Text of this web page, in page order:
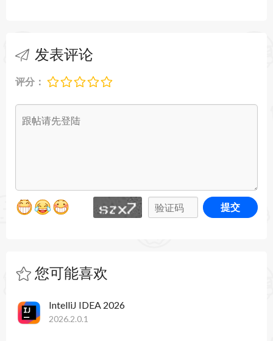
括：
泛型类型别名：支持带类型参数的类型别名，提供
语法高亮、导航和代码补全功能。
Delve 调试器更新：集成了 Delve 1.24.0，提供更
toolchain 指令支持：当 go.mod 文件中的 toolchain
指令更改项目 SDK 时，GoLand 会显示通知，并更
发表评论
评分：
提交
您可能喜欢
IntelliJ IDEA 2026
2026.2.0.1